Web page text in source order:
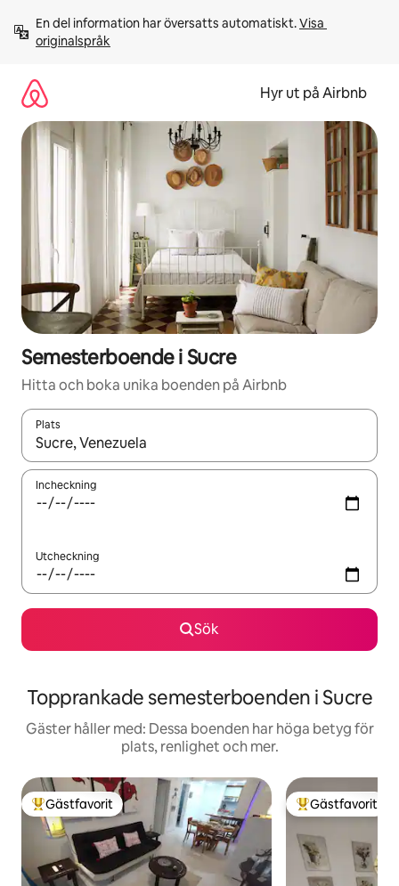
innehåll
En del information har översatts automatiskt. Visa
originalspråk
Hyr ut på Airbnb
Semesterboende i Sucre
Hitta och boka unika boenden på Airbnb
Plats
När resultaten är tillgängliga kan du navigera med upp- och
Incheckning
Utcheckning
Sök
Topprankade semesterboenden i Sucre
Gäster håller med: Dessa boenden har höga betyg för
plats, renlighet och mer.
Populär gästfavorit
Gästfavorit Populär
Gästfavorit